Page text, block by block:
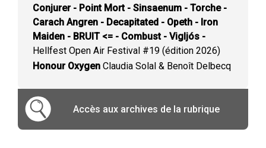
Conjurer - Point Mort - Sinsaenum - Torche -
Carach Angren - Decapitated - Opeth - Iron
Maiden - BRUIT <= - Combust - Vigljós -
Hellfest Open Air Festival #19 (édition 2026)
Honour Oxygen Claudia Solal & Benoît Delbecq
Accès aux archives de la rubrique